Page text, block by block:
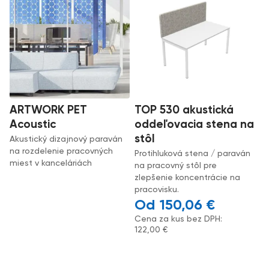
ARTWORK PET
Acoustic
Akustický dizajnový paraván
na rozdelenie pracovných
miest v kanceláriách
TOP 530 akustická
oddeľovacia stena na
stôl
Protihluková stena / paraván
na pracovný stôl pre
zlepšenie koncentrácie na
pracovisku.
150,06 €
Cena za kus bez DPH:
122,00 €